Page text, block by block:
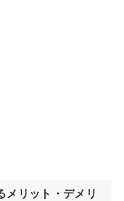
メリット・デメリ